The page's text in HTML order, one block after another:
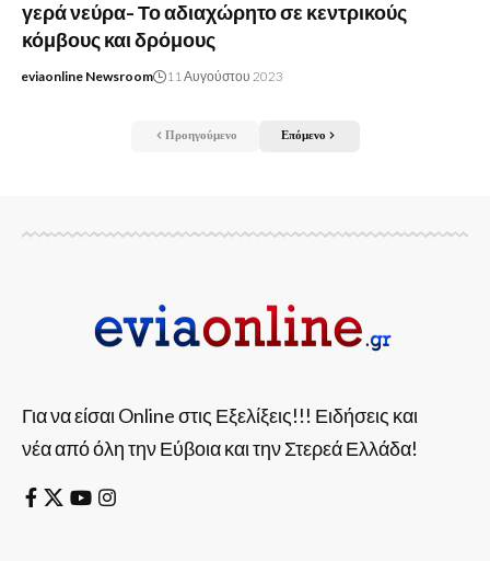
γερά νεύρα- Το αδιαχώρητο σε κεντρικούς
κόμβους και δρόμους
eviaonline Newsroom 11 Αυγούστου 2023
Προηγούμενο Επόμενο
Για να είσαι Online στις Εξελίξεις!!! Ειδήσεις και
νέα από όλη την Εύβοια και την Στερεά Ελλάδα!